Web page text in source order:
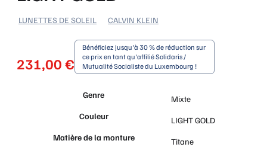
LUNETTES DE SOLEIL CALVIN KLEIN
231,00 €
Bénéficiez jusqu'à 30 % de réduction sur
ce prix en tant qu'affilié Solidaris /
Mutualité Socialiste du Luxembourg !
Genre
Mixte
Couleur
LIGHT GOLD
Matière de la monture
Titane